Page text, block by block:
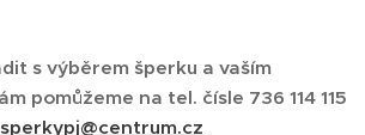
s výběrem šperku a vaším
pomůžeme na tel. čísle 736 114 115
sperkypj@centrum.cz